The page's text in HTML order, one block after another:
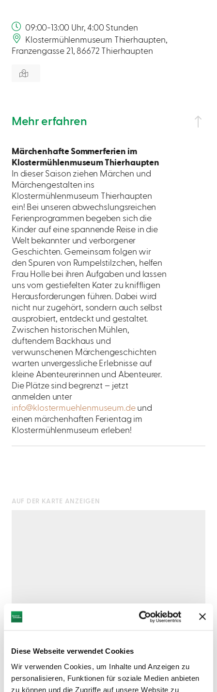
Diese Webseite verwendet Cookies
Wir verwenden Cookies, um Inhalte und Anzeigen zu
personalisieren, Funktionen für soziale Medien anbieten
zu können und die Zugriffe auf unsere Website zu
09:00-13:00 Uhr, 4:00 Stunden
Klostermühlenmuseum Thierhaupten,
Franzengasse 21, 86672 Thierhaupten
Mehr erfahren
Märchenhafte Sommerferien im
Klostermühlenmuseum Thierhaupten
In dieser Saison ziehen Märchen und
Märchengestalten ins
Klostermühlenmuseum Thierhaupten
ein! Bei unseren abwechslungsreichen
Ferienprogrammen begeben sich die
Kinder auf eine spannende Reise in die
Welt bekannter und verborgener
Geschichten. Gemeinsam folgen wir
den Spuren von Rumpelstilzchen, helfen
Frau Holle bei ihren Aufgaben und lassen
uns vom gestiefelten Kater zu kniffligen
Herausforderungen führen. Dabei wird
nicht nur zugehört, sondern auch selbst
ausprobiert, entdeckt und gestaltet.
Zwischen historischen Mühlen,
duftendem Backhaus und
verwunschenen Märchengeschichten
warten unvergessliche Erlebnisse auf
kleine Abenteurerinnen und Abenteurer.
Die Plätze sind begrenzt – jetzt
anmelden unter
info@klostermuehlenmuseum.deund
einen märchenhaften Ferientag im
Klostermühlenmuseum erleben!
AUF DER KARTE ANZEIGEN